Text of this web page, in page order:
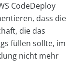
CodeDeploy
dass die
die das
füllen sollte, im
nicht mehr